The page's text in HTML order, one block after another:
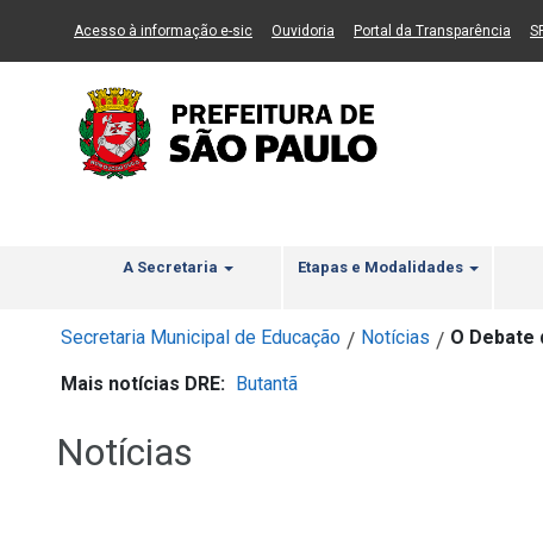
Ir ao Conteúdo Ir para menu principal 2 Ir para busca
Acesso à informação e-sic(Link para um novo sítio)
Ouvidoria (Link para um novo sítio)
Portal da Transparência
A Secretaria Etapas e Modalidades
Secretaria Municipal de Educação / Notícias / O Debate
Mais notícias DRE: Butantã
Notícias